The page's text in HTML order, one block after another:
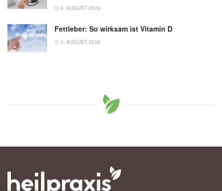
4. AUGUST 2026
Fettleber: So wirksam ist Vitamin D
3. AUGUST 2026